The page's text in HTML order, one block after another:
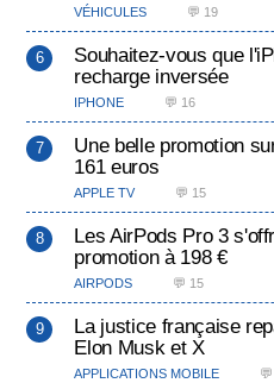
VÉHICULES 💬 19
Souhaitez-vous que
recharge inversée
IPHONE 💬 16
Une belle promotion
161 euros
APPLE TV 💬 15
Les AirPods Pro 3
promotion à 198 €
AIRPODS 💬 15
La justice française
Elon Musk et X
APPLICATIONS MOBILE